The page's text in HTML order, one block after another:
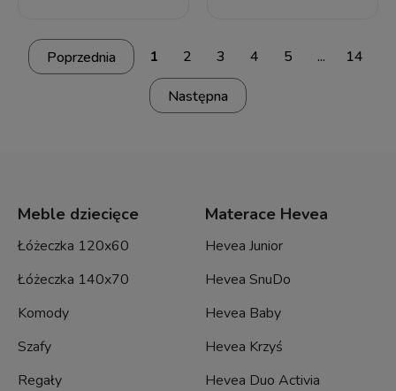
1 2 3 4 5 ... 14
Meble dziecięce
Łóżeczka 120x60
Łóżeczka 140x70
Komody
Szafy
Regały
Materace Hevea
Hevea Junior
Hevea SnuDo
Hevea Baby
Hevea Krzyś
Hevea Duo Activia